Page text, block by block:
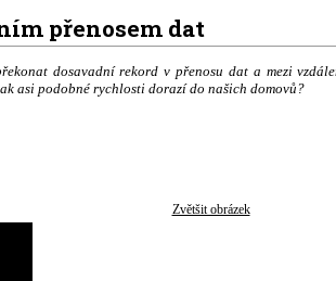
přenosem dat
dosavadní rekord v přenosu dat a mezi
asi podobné rychlosti dorazí do našich domovů?
Zvětšit obrázek